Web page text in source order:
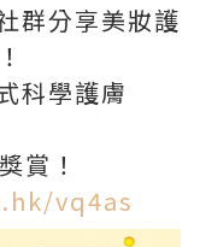
群分享美妝護
科學護膚
賞！
vq4as